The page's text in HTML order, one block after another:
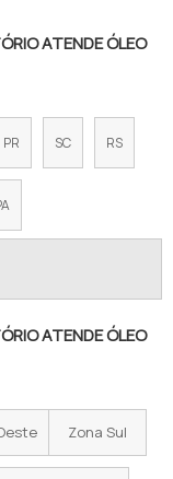
ATENDE ÓLEO
PR SC RS
ATENDE ÓLEO
Zona Sul